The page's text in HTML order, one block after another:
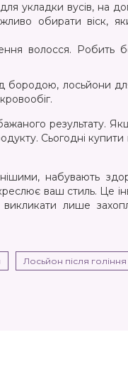
укладки вусів, на
обирати віск,
волосся. Робить
бородою, лосьйони
результату.
Сьогодні
набувають
ваш стиль. Це
лише
Лосьйон після гоління